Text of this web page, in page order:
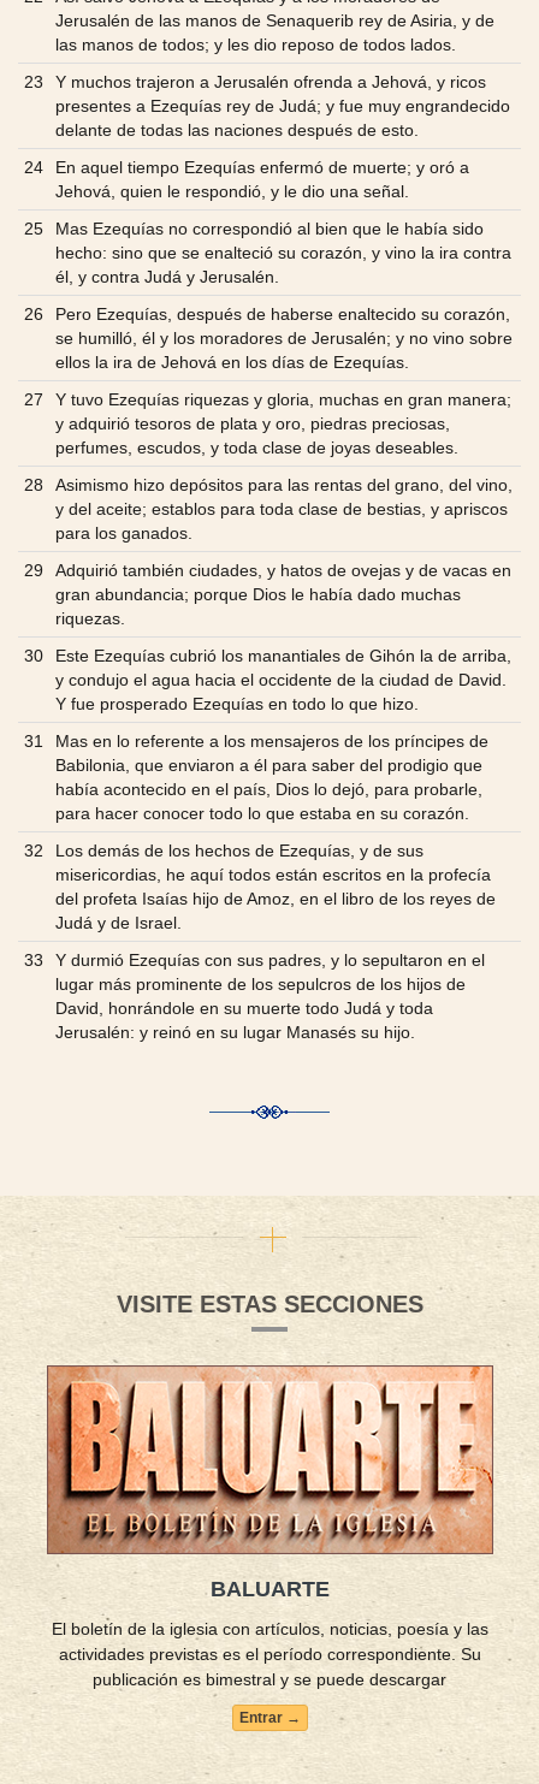
Jerusalén de las manos de Senaquerib rey de Asiria, y de
las manos de todos; y les dio reposo de todos lados.
23
Y muchos trajeron a Jerusalén ofrenda a Jehová, y ricos
presentes a Ezequías rey de Judá; y fue muy engrandecido
delante de todas las naciones después de esto.
24
En aquel tiempo Ezequías enfermó de muerte; y oró a
Jehová, quien le respondió, y le dio una señal.
25
Mas Ezequías no correspondió al bien que le había sido
hecho: sino que se enalteció su corazón, y vino la ira contra
él, y contra Judá y Jerusalén.
26
Pero Ezequías, después de haberse enaltecido su corazón,
se humilló, él y los moradores de Jerusalén; y no vino sobre
ellos la ira de Jehová en los días de Ezequías.
27
Y tuvo Ezequías riquezas y gloria, muchas en gran manera;
y adquirió tesoros de plata y oro, piedras preciosas,
perfumes, escudos, y toda clase de joyas deseables.
28
Asimismo hizo depósitos para las rentas del grano, del vino,
y del aceite; establos para toda clase de bestias, y apriscos
para los ganados.
29
Adquirió también ciudades, y hatos de ovejas y de vacas en
gran abundancia; porque Dios le había dado muchas
riquezas.
30
Este Ezequías cubrió los manantiales de Gihón la de arriba,
y condujo el agua hacia el occidente de la ciudad de David.
Y fue prosperado Ezequías en todo lo que hizo.
31
Mas en lo referente a los mensajeros de los príncipes de
Babilonia, que enviaron a él para saber del prodigio que
había acontecido en el país, Dios lo dejó, para probarle,
para hacer conocer todo lo que estaba en su corazón.
32
Los demás de los hechos de Ezequías, y de sus
misericordias, he aquí todos están escritos en la profecía
del profeta Isaías hijo de Amoz, en el libro de los reyes de
Judá y de Israel.
33
Y durmió Ezequías con sus padres, y lo sepultaron en el
lugar más prominente de los sepulcros de los hijos de
David, honrándole en su muerte todo Judá y toda
Jerusalén: y reinó en su lugar Manasés su hijo.
VISITE ESTAS SECCIONES
BALUARTE
El boletín de la iglesia con artículos, noticias, poesía y las
actividades previstas es el período correspondiente. Su
publicación es bimestral y se puede descargar
Entrar →